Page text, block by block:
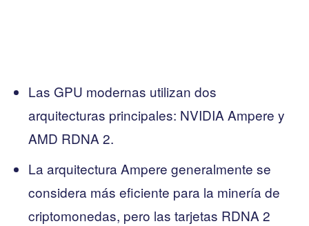
Las GPU modernas utilizan dos
arquitecturas principales: NVIDIA Ampere y
AMD RDNA 2.
La arquitectura Ampere generalmente se
considera más eficiente para la minería de
criptomonedas, pero las tarjetas RDNA 2